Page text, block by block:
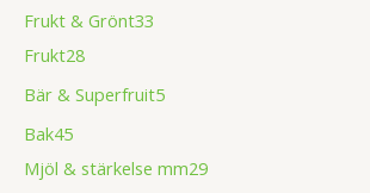
Frukt & Grönt33
Frukt28
Bär & Superfruit5
Bak45
Mjöl & stärkelse mm29